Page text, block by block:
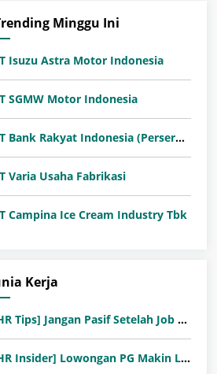
Minggu Ini
Isuzu Astra Motor Indonesia
SGMW Motor Indonesia
PT Bank Rakyat Indonesia (Persero) Tbk
Varia Usaha Fabrikasi
Campina Ice Cream Industry Tbk
Kerja
[HR Tips] Jangan Pasif Setelah Job Fair! Ini Pentingnya Follow-Up Setelah Job Fair
[HR Insider] Lowongan PG Makin Langka: Murni Seleksi atau Jalur Orang Dalam?